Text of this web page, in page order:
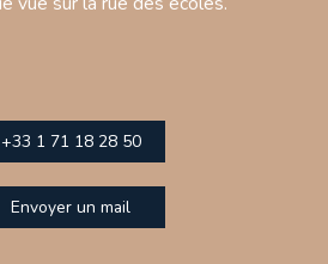
+33 1 71 18 28 50
Envoyer un mail